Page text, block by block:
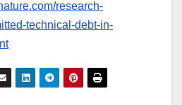
research-
technical-debt-in-